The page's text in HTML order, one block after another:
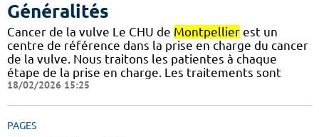
Généralités
Cancer de la vulve Le CHU de Montpellier est un
centre de référence dans la prise en charge du cancer
de la vulve. Nous traitons les patientes à chaque
étape de la prise en charge. Les traitements sont
18/02/2026 15:25
PAGES